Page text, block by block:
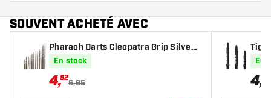
SOUVENT ACHETÉ AVEC
Pharaoh Darts Cleopatra Grip Silver
Points
En stock
4,52
6,95
En
4,20